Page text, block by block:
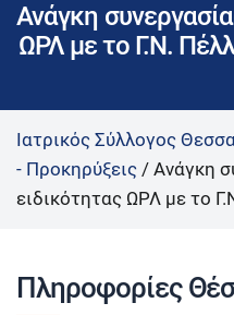
Ανάγκη
ΩΡΛ με το Γ.Ν.
Ιατρικός Σύλλογος
- Προκηρύξεις / Ανάγκη
ειδικότητας ΩΡΛ με το
Πληροφορίες